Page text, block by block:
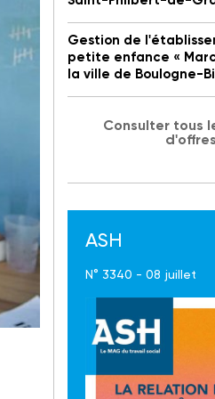
Gestion de
petite enfance «
la ville de Boulogne-
Consulter tous
d'offres
ASH
N° 3340 - 08 juillet